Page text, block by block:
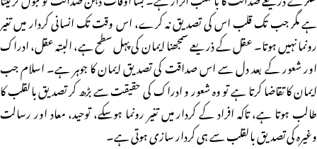
ہے مگر جب تک قلب اس کی تصدیق نہ کرے، اس وقت تک انسانی کردار میں تغیر
رونما نہیں ہوتا۔ عقل کے ذریعے سمجھنا ایمان کی پہل سطح ہے، البتہ عقل، ادراک
اور شعور کے بعد دل سے اس صداقت کی تصدیق ایمان کا جوہر ہے۔ اسلام جب
ایمان کا تقاضا کرتا ہے تو وہ شعور و ادراک کی حقیقت سے بڑھ کر تصدیق بالقلب کا
طالب ہوتا ہے، تاکہ افراد کے کردار میں تغیر رونما ہوسکے، توحید، معاد اور رسالت
وغیرہ کی تصدیق بالقلب سے ہی کردار سازی ہوتی ہے۔